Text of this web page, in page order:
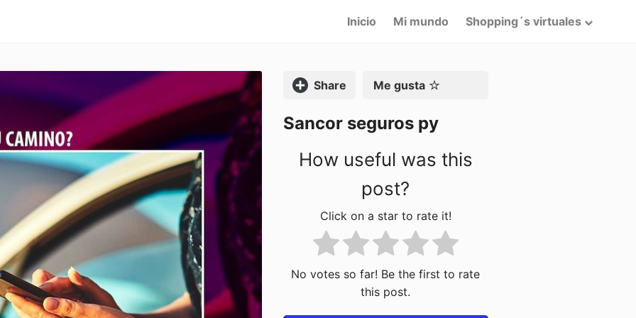
Inicio Mi mundo Shopping´s virtuales
Compartir Me gusta
Sancor seguros py
How useful was this
post?
Click on a star to rate it!
No votes so far! Be the first to rate
this post.